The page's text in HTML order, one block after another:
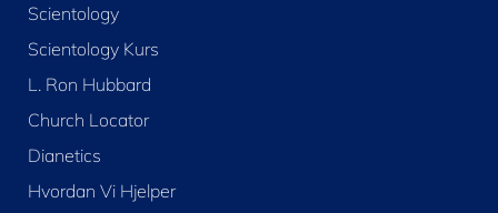
Scientology
Scientology Kurs
L. Ron Hubbard
Church Locator
Dianetics
Hvordan Vi Hjelper